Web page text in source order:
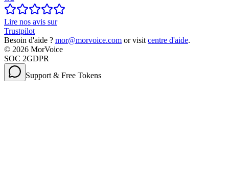
Lire nos avis sur
Trustpilot
Besoin d'aide ? mor@morvoice.com or visit centre d'aide.
© 2026 MorVoice
SOC 2GDPR
Support & Free Tokens